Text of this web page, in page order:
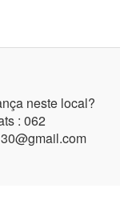
neste local?
: 062